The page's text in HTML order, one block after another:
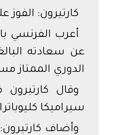
كارتيرون:
أعرب الفرنسي
عن سعادته
الدوري الممتاز
وقال
سيراميكا
وأضاف